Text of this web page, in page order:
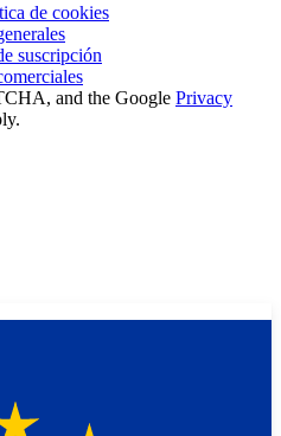
de cookies
suscripción
and the Google Privacy